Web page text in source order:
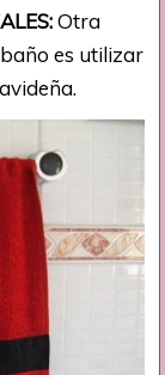
Otra
es utilizar